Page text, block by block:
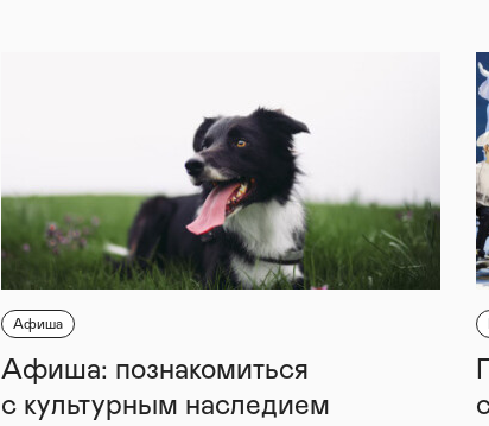
Афиша
Афиша: познакомиться
с культурным наследием